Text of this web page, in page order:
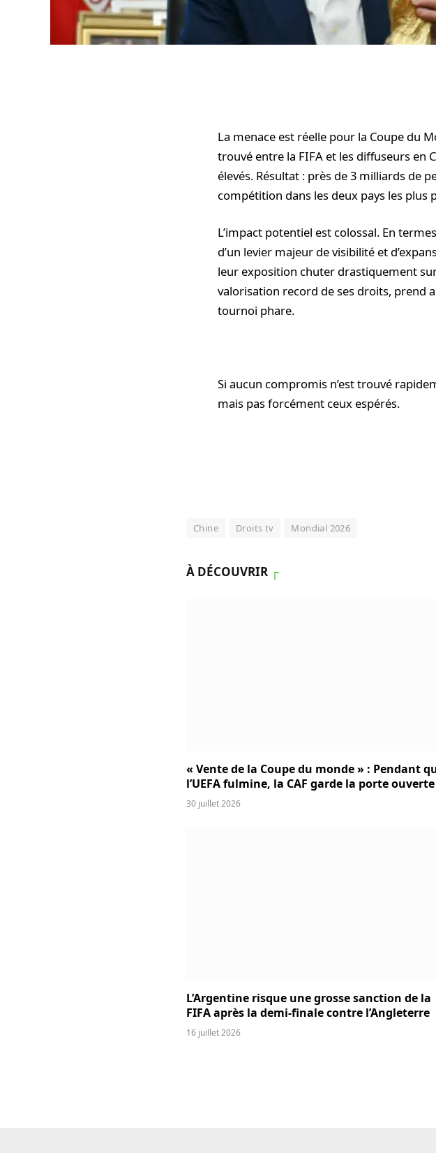
La menace est réelle pour la Coupe du
trouvé entre la FIFA et les diffuseurs en
élevés. Résultat : près de 3 milliards de
compétition dans les deux pays les plus
L’impact potentiel est colossal. En
d’un levier majeur de visibilité et
leur exposition chuter drastiquement
valorisation record de ses droits, prend
tournoi phare.
Si aucun compromis n’est trouvé
mais pas forcément ceux espérés.
Chine Droits tv Mondial 2026
À DÉCOUVRIR ┌
« Vente de la Coupe du monde » : Pendant
l’UEFA fulmine, la CAF garde la porte ouverte
30 juillet 2026
L’Argentine risque une grosse sanction de la
FIFA après la demi-finale contre l’Angleterre
16 juillet 2026